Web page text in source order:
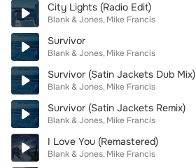
City Lights (Radio Edit)
Blank & Jones Mike Francis
Survivor
Blank & Jones Mike Francis
Survivor (Satin Jackets Dub Mix)
Blank & Jones Mike Francis
Survivor (Satin Jackets Remix)
Blank & Jones Mike Francis
I Love You (Remastered)
Blank & Jones Mike Francis